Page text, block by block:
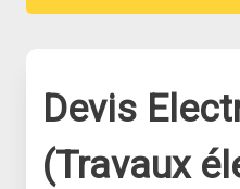
Devis
(Travaux